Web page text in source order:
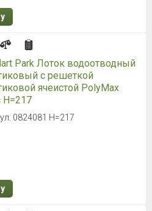
Park Лоток водоотводный
с решеткой
ячеистой PolyMax
H=217
0824081 H=217